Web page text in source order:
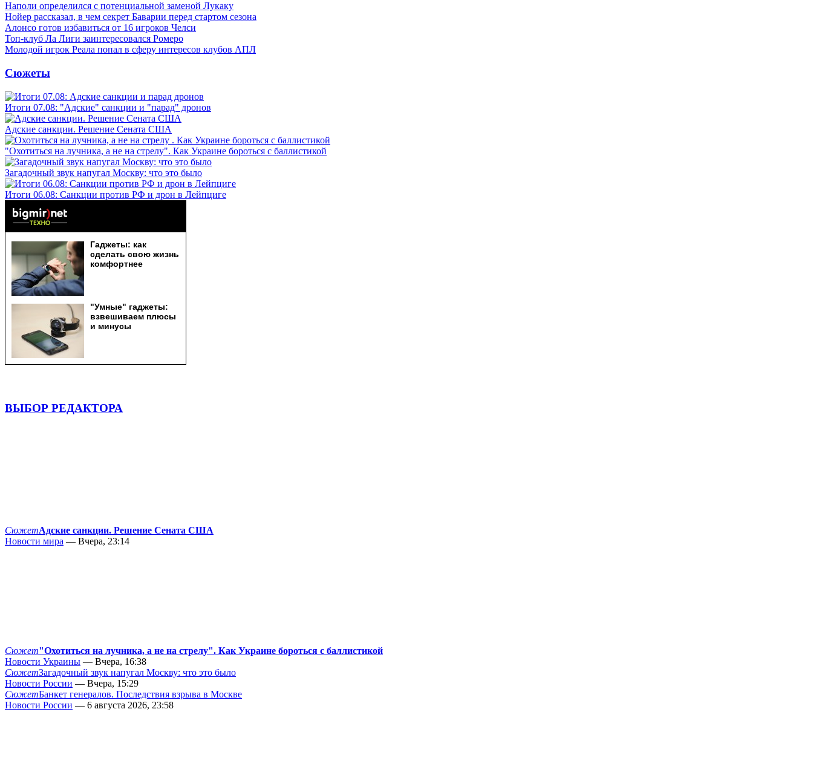
Наполи определился с потенциальной заменой Лукаку
Нойер рассказал, в чем секрет Баварии перед стартом сезона
Алонсо готов избавиться от 16 игроков Челси
Топ-клуб Ла Лиги заинтересовался Ромеро
Молодой игрок Реала попал в сферу интересов клубов АПЛ
Сюжеты
Итоги 07.08: "Адские" санкции и "парад" дронов
Адские санкции. Решение Сената США
"Охотиться на лучника, а не на стрелу". Как Украине бороться с баллистикой
Загадочный звук напугал Москву: что это было
Итоги 06.08: Санкции против РФ и дрон в Лейпциге
ВЫБОР РЕДАКТОРА
СюжетАдские санкции. Решение Сената США
Новости мира — Вчера, 23:14
Сюжет"Охотиться на лучника, а не на стрелу". Как Украине бороться с баллистикой
Новости Украины — Вчера, 16:38
СюжетЗагадочный звук напугал Москву: что это было
Новости России — Вчера, 15:29
СюжетБанкет генералов. Последствия взрыва в Москве
Новости России — 6 августа 2026, 23:58